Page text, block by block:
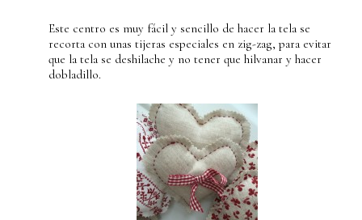
Este centro es muy fácil y sencillo de hacer la tela se
recorta con unas tijeras especiales en zig-zag, para evitar
que la tela se deshilache y no tener que hilvanar y hacer
dobladillo.